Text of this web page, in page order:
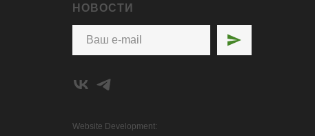
НОВОСТИ
Website Development: